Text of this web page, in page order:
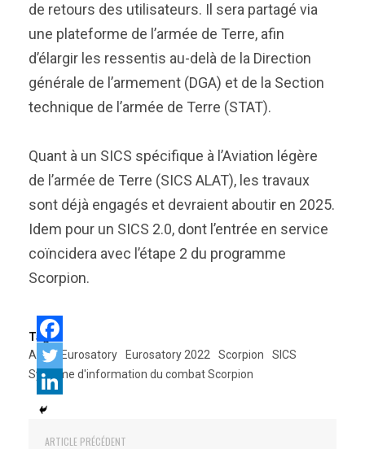
de retours des utilisateurs. Il sera partagé via
une plateforme de l’armée de Terre, afin
d’élargir les ressentis au-delà de la Direction
générale de l’armement (DGA) et de la Section
technique de l’armée de Terre (STAT).
Quant à un SICS spécifique à l’Aviation légère
de l’armée de Terre (SICS ALAT), les travaux
sont déjà engagés et devraient aboutir en 2025.
Idem pour un SICS 2.0, dont l’entrée en service
coïncidera avec l’étape 2 du programme
Scorpion.
Tags:
Atos
Eurosatory Eurosatory 2022 Scorpion
SICS
Système d'information du combat Scorpion
ARTICLE PRÉCÉDENT